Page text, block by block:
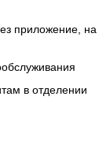
приложение, на
в отделении